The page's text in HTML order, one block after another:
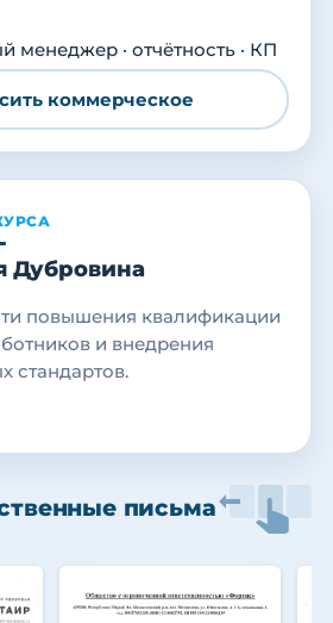
менеджер · отчётность · КП
коммерческое
Дубровина
повышения квалификации
и внедрения
стандартов.
письма